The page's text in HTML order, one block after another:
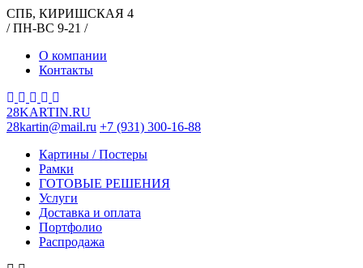
СПБ, КИРИШСКАЯ 4
/ ПН-ВС 9-21 /
О компании
Контакты
28KARTIN.RU
28kartin@mail.ru +7 (931) 300-16-88
Картины / Постеры
Рамки
ГОТОВЫЕ РЕШЕНИЯ
Услуги
Доставка и оплата
Портфолио
Распродажа